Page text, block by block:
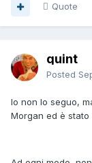
Quote
quint
Posted
Io non lo seguo,
Morgan ed è